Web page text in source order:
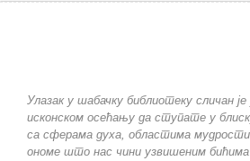
Улазак у шабачку библиотеку сличан
исконском осећању да ступате у
са сферама духа, областима
ономе што нас чини узвишеним